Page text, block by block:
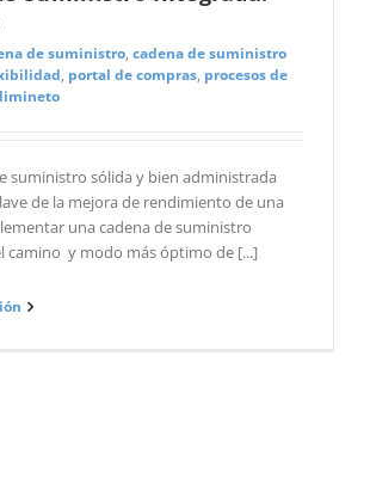
de suministro, cadena de suministro
, portal de compras, procesos de
suministro sólida y bien administrada
de la mejora de rendimiento de una
una cadena de suministro
camino y modo más óptimo de [...]